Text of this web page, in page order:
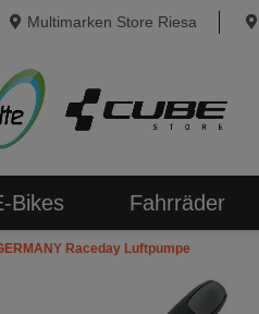
Multimarken Store Riesa
Bikes Fahrräder
Raceday Luftpumpe